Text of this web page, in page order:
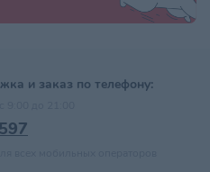
и заказ по телефону: